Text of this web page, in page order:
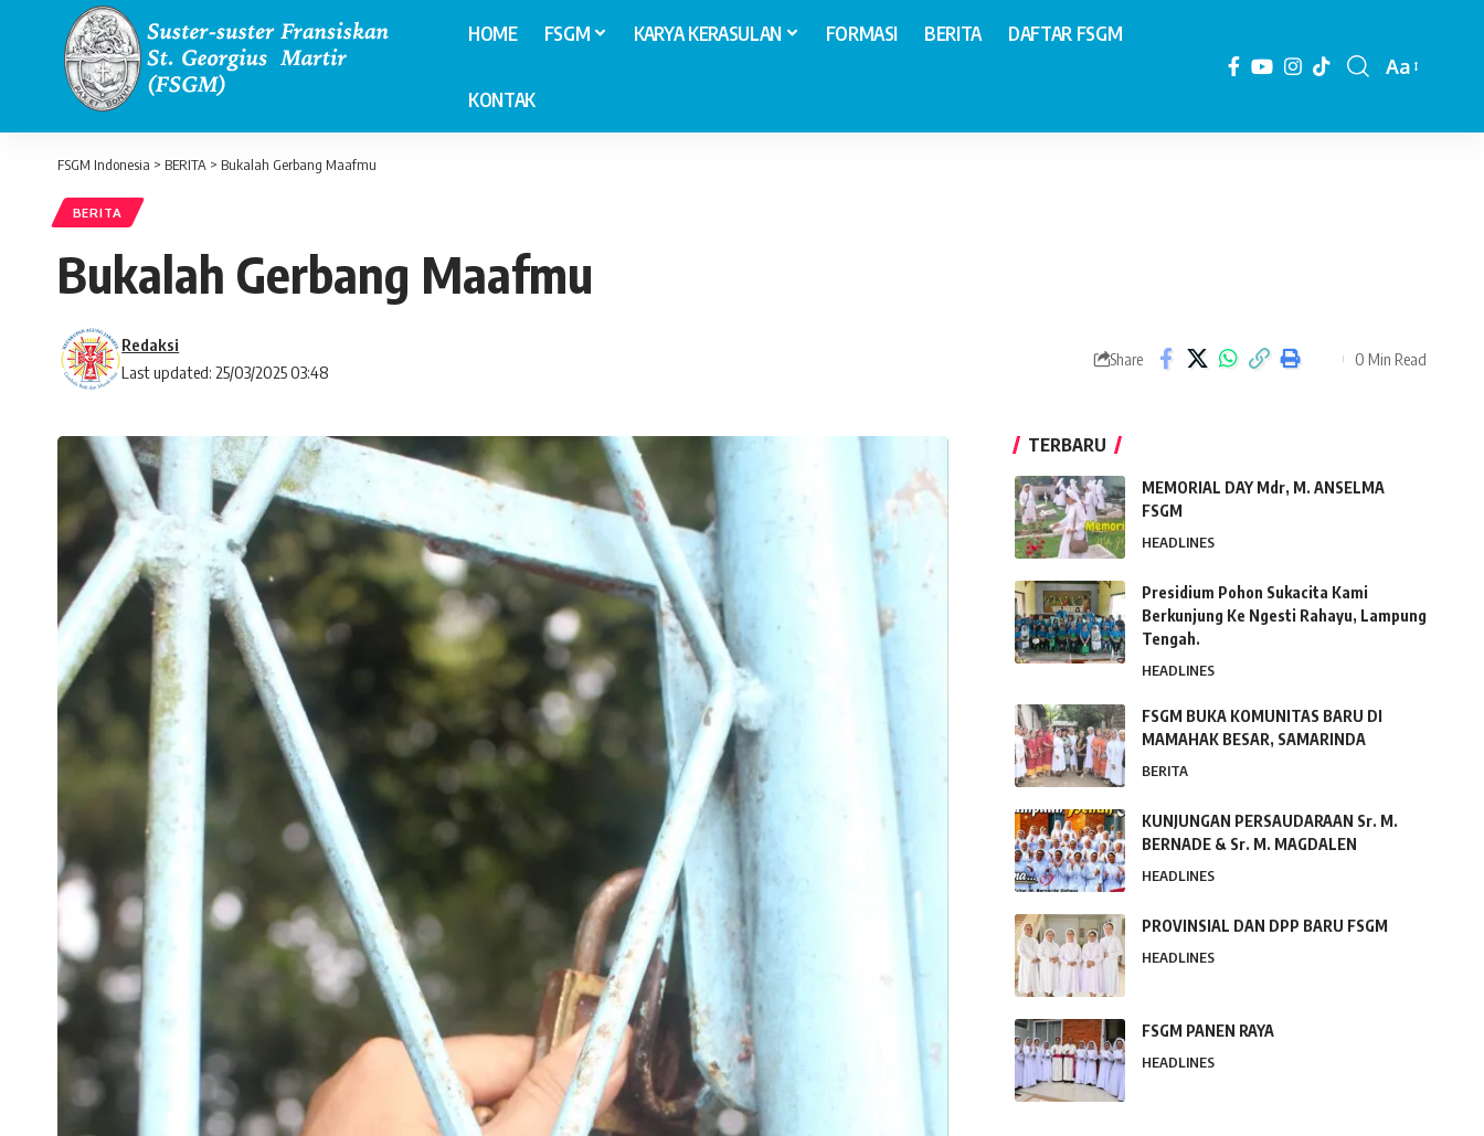
HOME FSGM KARYA KERASULAN FORMASI BERITA DAFTAR FSGM
KONTAK
Aa
FSGM Indonesia > BERITA > Bukalah Gerbang Maafmu
BERITA
Bukalah Gerbang Maafmu
Last updated: 25/03/2025 03:48
Redaksi
Share 0 Min Read
TERBARU
MEMORIAL DAY Mdr, M. ANSELMA
FSGM
HEADLINES
Presidium Pohon Sukacita Kami
Berkunjung Ke Ngesti Rahayu, Lampung
Tengah.
HEADLINES
FSGM BUKA KOMUNITAS BARU DI
MAMAHAK BESAR, SAMARINDA
BERITA
KUNJUNGAN PERSAUDARAAN Sr. M.
BERNADE & Sr. M. MAGDALEN
HEADLINES
PROVINSIAL DAN DPP BARU FSGM
HEADLINES
FSGM PANEN RAYA
HEADLINES